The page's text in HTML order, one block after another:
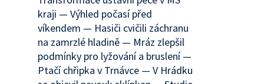
kraji — Výhled počasí před
víkendem — Hasiči cvičili záchranu
na zamrzlé hladině — Mráz zlepšil
podmínky pro lyžování a bruslení —
Ptačí chřipka v Trnávce — V Hrádku